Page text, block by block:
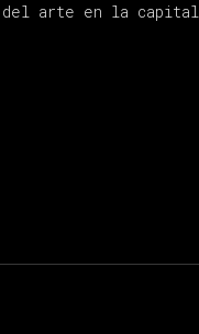
del arte en la